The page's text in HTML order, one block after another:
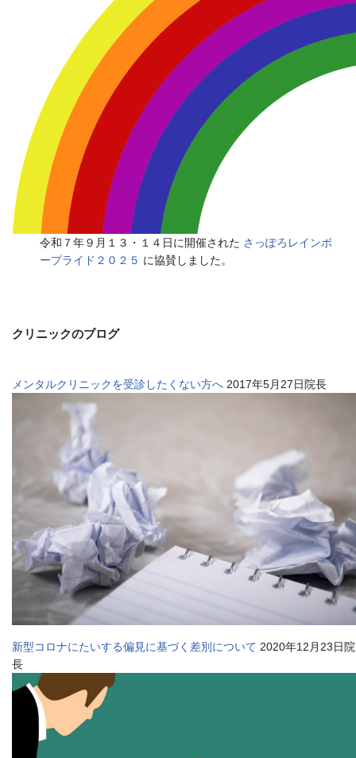
令和７年９月１３・１４日に開催された さっぽろレインボ
ープライド２０２５ に協賛しました。
クリニックのブログ
メンタルクリニックを受診したくない方へ 2017年5月27日院長
新型コロナにたいする偏見に基づく差別について 2020年12月23日院
長